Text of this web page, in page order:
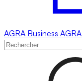
AGRA Business AGRA